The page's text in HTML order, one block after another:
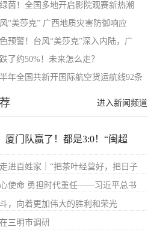
茵！全国多地开启影院观赛新热潮
“美莎克” 广西地质灾害防御响应
预警！台风“美莎克”深入内陆，广
了约50%！未来怎么走？
年全国共新开国际航空货运航线92条
进入新闻频道
厦门队赢了！都是3:0！“闽超
进百姓家｜“把茶叶经营好，把日子
使命 勇担时代重任——习近平总书
，向着更加伟大的胜利和荣光
三明市调研